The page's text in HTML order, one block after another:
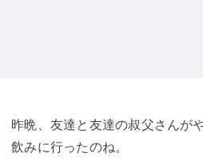
昨晩、友達と友達の叔父さんが
飲みに行ったのね。